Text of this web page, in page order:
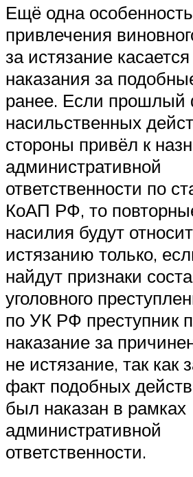
Ещё одна особенность
привлечения
за истязание
наказания за
ранее. Если прошлый
насильственных
стороны привёл к
административной
ответственности по
КоАП РФ, то
насилия будут
истязанию только,
найдут признаки
уголовного
по УК РФ преступник
наказание за
не истязание, так как
факт подобных
был наказан в рамках
административной
ответственности.